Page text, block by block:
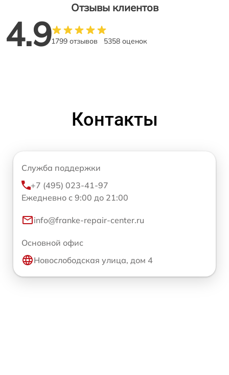
Отзывы клиентов
4.91799 отзывов 5358 оценок
Контакты
Служба поддержки
+7 (495) 023-41-97
Ежедневно с 9:00 до 21:00
info@franke-repair-center.ru
Основной офис
Новослободская улица, дом 4